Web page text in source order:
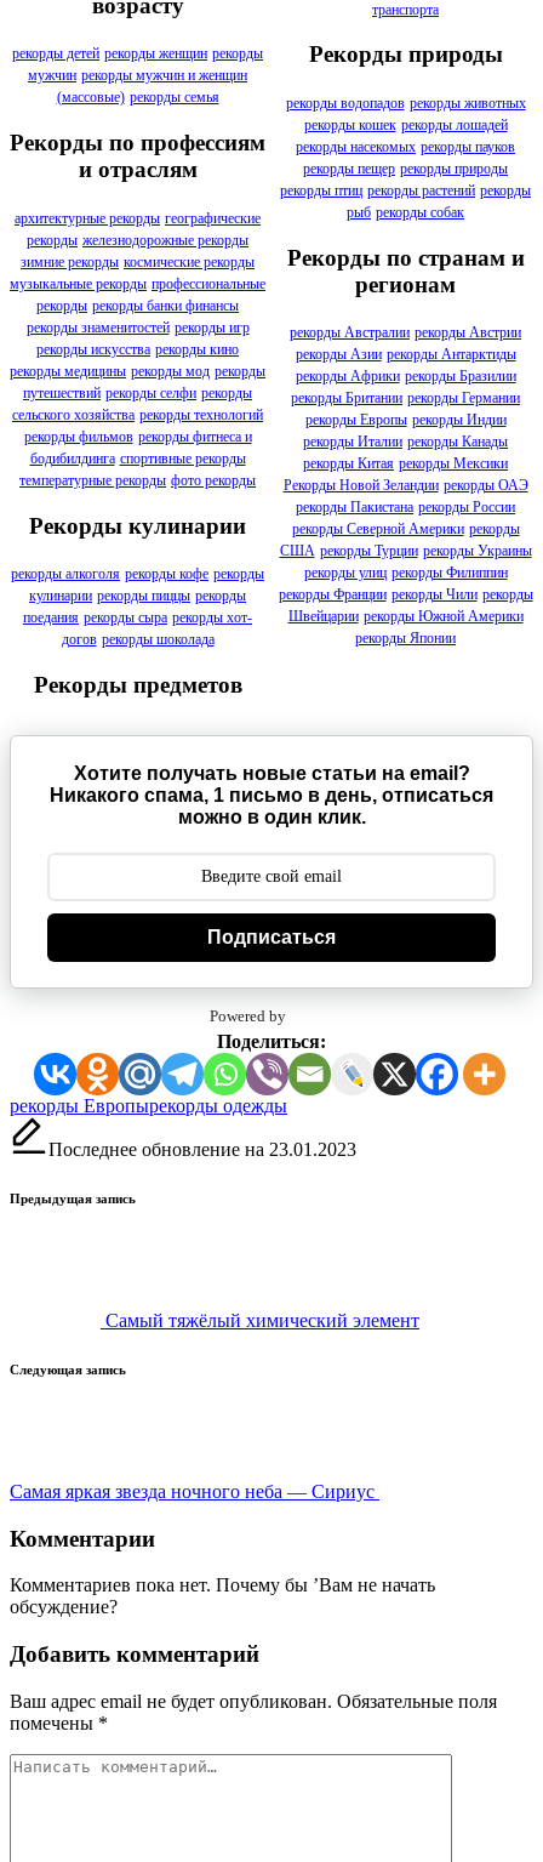
рекорды детей рекорды женщин рекорды
мужчин рекорды мужчин и женщин
(массовые) рекорды семья
Рекорды по профессиям
и отраслям
архитектурные рекорды географические
рекорды железнодорожные рекорды
зимние рекорды космические рекорды
музыкальные рекорды профессиональные
рекорды рекорды банки финансы
рекорды знаменитостей рекорды игр
рекорды искусства рекорды кино
рекорды медицины рекорды мод рекорды
путешествий рекорды селфи рекорды
сельского хозяйства рекорды технологий
рекорды фильмов рекорды фитнеса и
бодибилдинга спортивные рекорды
температурные рекорды фото рекорды
Рекорды кулинарии
рекорды алкоголя рекорды кофе рекорды
кулинарии рекорды пиццы рекорды
поедания рекорды сыра рекорды хот-
догов рекорды шоколада
Рекорды предметов
транспорта
Рекорды природы
рекорды водопадов рекорды животных
рекорды кошек рекорды лошадей
рекорды насекомых рекорды пауков
рекорды пещер рекорды природы
рекорды птиц рекорды растений рекорды
рыб рекорды собак
Рекорды по странам и
регионам
рекорды Австралии рекорды Австрии
рекорды Азии рекорды Антарктиды
рекорды Африки рекорды Бразилии
рекорды Британии рекорды Германии
рекорды Европы рекорды Индии
рекорды Италии рекорды Канады
рекорды Китая рекорды Мексики
Рекорды Новой Зеландии рекорды ОАЭ
рекорды Пакистана рекорды России
рекорды Северной Америки рекорды
США рекорды Турции рекорды Украины
рекорды улиц рекорды Филиппин
рекорды Франции рекорды Чили рекорды
Швейцарии рекорды Южной Америки
рекорды Японии
Хотите получать новые статьи на email?
Никакого спама, 1 письмо в день, отписаться
можно в один клик.
Подписаться
Powered by
Поделиться:
Метки:
рекорды Европырекорды одежды
Последнее обновление на 23.01.2023
Навигация
Предыдущая запись
Самый тяжёлый химический элемент
Следующая запись
Самая яркая звезда ночного неба — Сириус
Комментарии
Комментариев пока нет. Почему бы ’Вам не начать
обсуждение?
Добавить комментарий
Ваш адрес email не будет опубликован. Обязательные поля
помечены *